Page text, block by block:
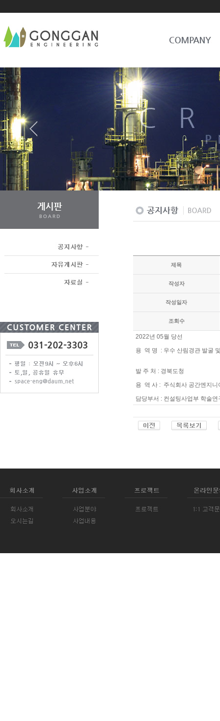
제목
작성자
작성일자
조회수
2022년 05월 당선
용 역 명 : 우수 산림경관 발굴
발 주 처 : 경북도청
용 역 사 : 주식회사 공간엔지니
담당부서 : 컨설팅사업부 학술연